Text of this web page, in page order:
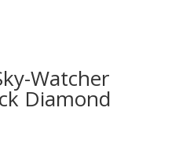
Watcher
Diamond